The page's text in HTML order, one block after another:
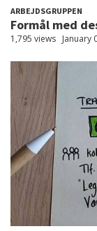
ARBEJDSGRUPPEN
Formål med
1,795 views January